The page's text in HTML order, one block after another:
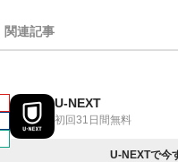
関連記事
U-NEXT
初回31日間無料
U-NEXTで今